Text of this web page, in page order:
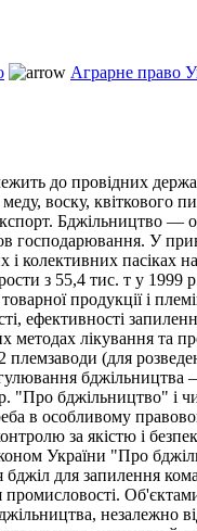
Аграрне право
до провідних
воску, квіткового
Бджільництво —
господарювання. У
колективних пасіках
з 55,4 тис. т у 1999
продукції і
ефективності
методах лікування та
племзаводи (для
бджільництва
"Про бджільництво" і
в особливому
за якістю і
України "Про
бджіл для запилення
незалежно